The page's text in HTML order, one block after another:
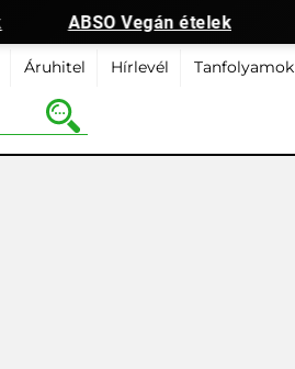
ABSO Vegán ételek
Áruhitel Hírlevél Tanfolyamok